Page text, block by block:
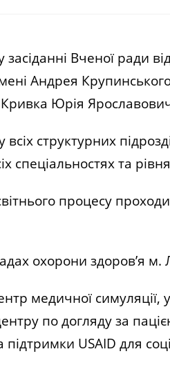
Вченої ради
Андрея
Юрія
структурних
спеціальностях та
процесу
охорони здоров’я м.
медичної симуляції,
по догляду за
підтримки USAID для